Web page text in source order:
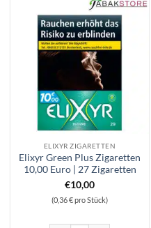
ELIXYR ZIGARETTEN
Elixyr Green Plus Zigaretten
10,00 Euro | 27 Zigaretten
€10,00
(0,36 € pro Stück)